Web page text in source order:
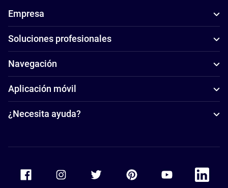
Empresa
Soluciones profesionales
Navegación
Aplicación móvil
¿Necesita ayuda?
Accor Facebook Accor TwitterAccor PinterestAccor Youtube
Accor